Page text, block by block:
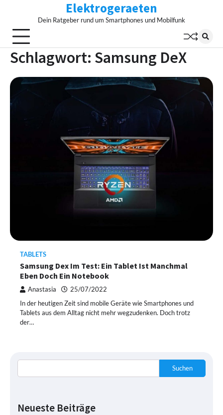
content
Elektrogeraeten
Dein Ratgeber rund um Smartphones und Mobilfunk
Schlagwort: Samsung DeX
TABLETS
Samsung Dex Im Test: Ein Tablet Ist Manchmal
Eben Doch Ein Notebook
Anastasia 25/07/2022
In der heutigen Zeit sind mobile Geräte wie Smartphones und
Tablets aus dem Alltag nicht mehr wegzudenken. Doch trotz
der…
Suchen
Neueste Beiträge